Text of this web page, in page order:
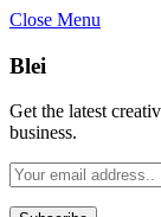
Close Menu
Blei
Get the latest
business.